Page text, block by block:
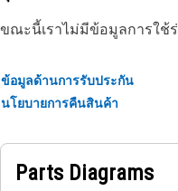
ขณะนี้เราไม่มีข้อมูลการใช้
ข้อมูลด้านการรับประกัน
นโยบายการคืนสินค้า
Parts Diagrams